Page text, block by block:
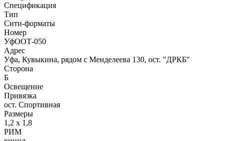
Спецификация
Тип
Сити-форматы
Номер
УфООТ-050
Адрес
Уфа, Кувыкина, рядом с Менделеева 130, ост. "ДРКБ"
Сторона
Б
Освещение
Привязка
ост. Спортивная
Размеры
1,2 х 1,8
РИМ